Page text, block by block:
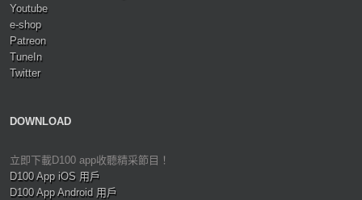
Youtube
e-shop
Patreon
TuneIn
Twitter
DOWNLOAD
立即下載D100 app收聽精采節目！
D100 App iOS 用戶
D100 App Android 用戶